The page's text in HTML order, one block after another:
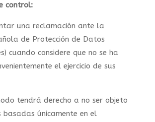
control:
una reclamación ante la
de Protección de Datos
cuando considere que no se ha
el ejercicio de sus
tendrá derecho a no ser objeto
basadas únicamente en el